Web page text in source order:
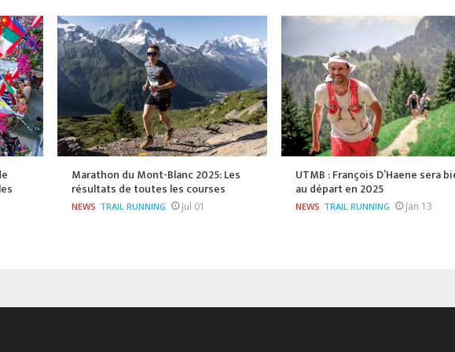
Marathon du Mont-Blanc 2025: Les
résultats de toutes les courses
NEWS TRAIL RUNNING Jul 01
UTMB : François D’Haene sera
au départ en 2025
NEWS TRAIL RUNNING Jan 13